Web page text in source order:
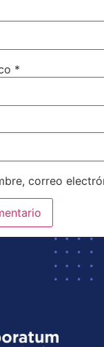
*
correo